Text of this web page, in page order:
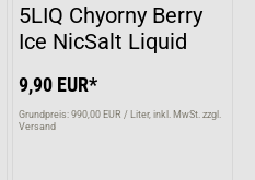
5LIQ Chyorny Berry
Ice NicSalt Liquid
9,90 EUR*
Grundpreis: 990,00 EUR / Liter inkl. MwSt. zzgl.
Versand